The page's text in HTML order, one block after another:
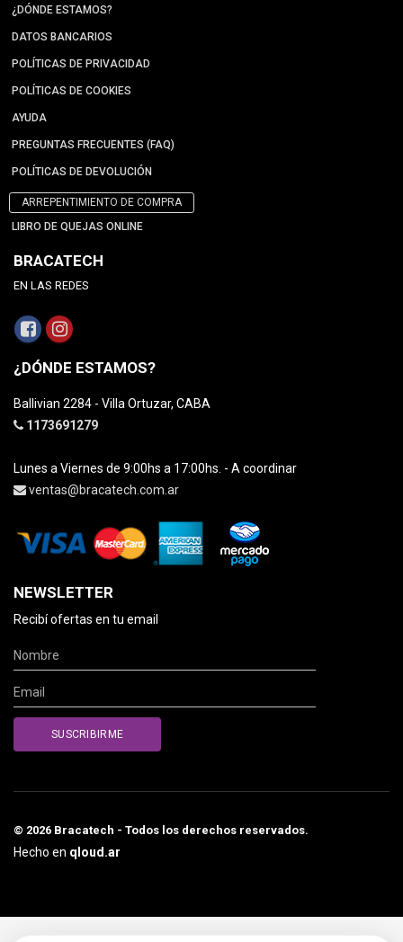
¿DÓNDE ESTAMOS?
DATOS BANCARIOS
POLÍTICAS DE PRIVACIDAD
POLÍTICAS DE COOKIES
AYUDA
PREGUNTAS FRECUENTES (FAQ)
POLÍTICAS DE DEVOLUCIÓN
ARREPENTIMIENTO DE COMPRA
LIBRO DE QUEJAS ONLINE
BRACATECH
EN LAS REDES
¿DÓNDE ESTAMOS?
Ballivian 2284 - Villa Ortuzar, CABA
1173691279
Lunes a Viernes de 9:00hs a 17:00hs. - A coordinar
ventas@bracatech.com.ar
NEWSLETTER
Recibí ofertas en tu email
© 2026 Bracatech - Todos los derechos reservados.
Hecho en qloud.ar